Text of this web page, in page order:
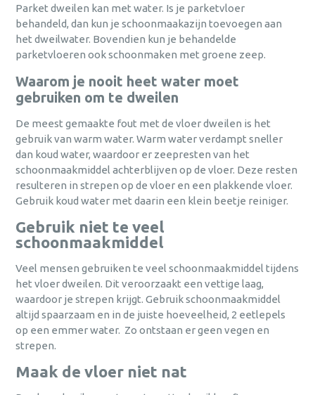
Parket dweilen kan met water. Is je parketvloer
behandeld, dan kun je schoonmaakazijn toevoegen aan
het dweilwater. Bovendien kun je behandelde
parketvloeren ook schoonmaken met groene zeep.
Waarom je nooit heet water moet
gebruiken om te dweilen
De meest gemaakte fout met de vloer dweilen is het
gebruik van warm water. Warm water verdampt sneller
dan koud water, waardoor er zeepresten van het
schoonmaakmiddel achterblijven op de vloer. Deze resten
resulteren in strepen op de vloer en een plakkende vloer.
Gebruik koud water met daarin een klein beetje reiniger.
Gebruik niet te veel
schoonmaakmiddel
Veel mensen gebruiken te veel schoonmaakmiddel tijdens
het vloer dweilen. Dit veroorzaakt een vettige laag,
waardoor je strepen krijgt. Gebruik schoonmaakmiddel
altijd spaarzaam en in de juiste hoeveelheid, 2 eetlepels
op een emmer water. Zo ontstaan er geen vegen en
strepen.
Maak de vloer niet nat